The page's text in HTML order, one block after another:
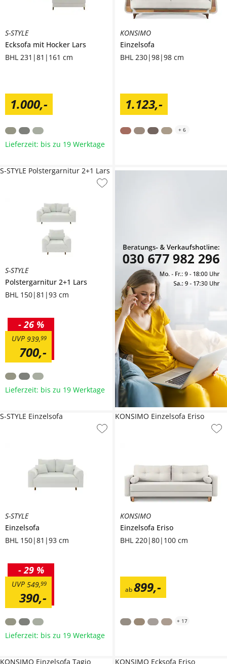
S-STYLE
Ecksofa mit Hocker Lars
BHL 231|81|161 cm
1.000,-
Lieferzeit: bis zu 19 Werktage
KONSIMO
Einzelsofa
BHL 230|98|98 cm
1.123,-
+ 6
S-STYLE
Polstergarnitur 2+1 Lars
BHL 150|81|93 cm
700,-
939,99
UVP
- 26 %
S-STYLE Polstergarnitur 2+1 Lars
Lieferzeit: bis zu 19 Werktage
S-STYLE
Einzelsofa
BHL 150|81|93 cm
390,-
549,99
UVP
- 29 %
S-STYLE Einzelsofa
Lieferzeit: bis zu 19 Werktage
KONSIMO
Einzelsofa Eriso
BHL 220|80|100 cm
ab 899,-
KONSIMO Einzelsofa Eriso
+ 17
KONSIMO Einzelsofa Tagio KONSIMO Ecksofa Eriso